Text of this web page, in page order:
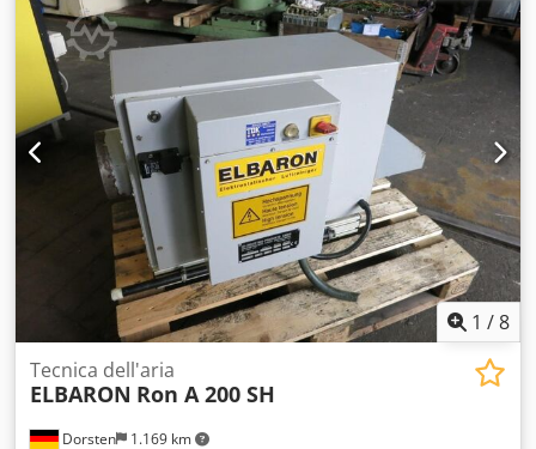
esclusivamente le nostre condizioni generali di vendita.
Chi siamo oltre 400 macchine proprie a magazzino oltre
15.000 m² di superficie di stoccaggio, capacità gru 70 t
oltre 10.000 articoli di accessori per la vostra officina
Desiderate vendere macchinari, linee produttive o la
vostra attività? Contattateci. Altri annunci sono disponibili
sul nostro sito web. Visioni possibili previo appuntamento.
Chedpfx Asyukflja Tea Siamo lieti di accogliervi. Il vostro
Team Markus Hirsch
1 /8
Dorsten 1.169 km
Tecnica dell'aria
ELBARON Ron A 200 SH